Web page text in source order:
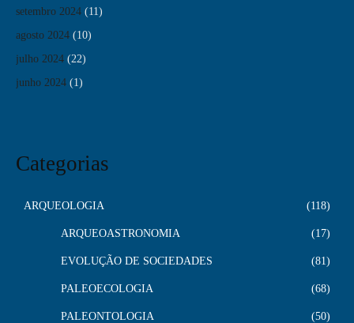
setembro 2024 (11)
agosto 2024 (10)
julho 2024 (22)
junho 2024 (1)
Categorias
ARQUEOLOGIA 118
ARQUEOASTRONOMIA 17
EVOLUÇÃO DE SOCIEDADES 81
PALEOECOLOGIA 68
PALEONTOLOGIA 50